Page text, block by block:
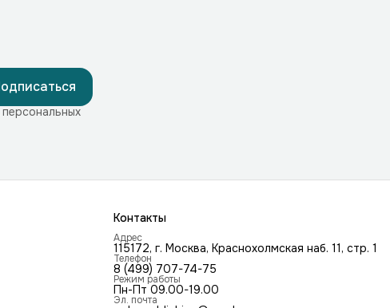
Контакты
Адрес
115172, г. Москва, Краснохолмская наб. 11, стр. 1
Телефон
8 (499) 707-74-75
Режим работы
Пн-Пт 09.00-19.00
Эл. почта